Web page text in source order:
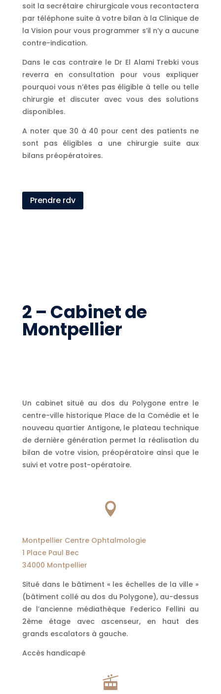
soit la secrétaire chirurgicale vous recontactera
par téléphone suite à votre bilan à la Clinique de
la Vision pour vous programmer s’il n’y a aucune
contre-indication.
Dans le cas contraire le Dr El Alami Trebki vous
reverra en consultation pour vous expliquer
pourquoi vous n’êtes pas éligible à telle ou telle
chirurgie et discuter avec vous des solutions
disponibles.
A noter que 30 à 40 pour cent des patients ne
sont pas éligibles a une chirurgie suite aux
bilans préopératoires.
Prendre rdv
2 – Cabinet de
Montpellier
Un cabinet situé au dos du Polygone entre le
centre-ville historique Place de la Comédie et le
nouveau quartier Antigone, le plateau technique
de dernière génération permet la réalisation du
bilan de votre vision, préopératoire ainsi que le
suivi et votre post-opératoire.

Montpellier Centre Ophtalmologie
1 Place Paul Bec
34000 Montpellier
Situé dans le bâtiment « les échelles de la ville »
(bâtiment collé au dos du Polygone), au-dessus
de l’ancienne médiathèque Federico Fellini au
2ème étage avec ascenseur, en haut des
grands escalators à gauche.
Accès handicapé
